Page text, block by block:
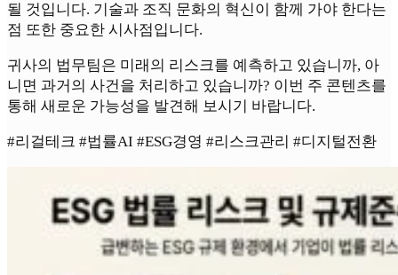
될 것입니다. 기술과 조직 문화의 혁신이 함께 가야 한다는
점 또한 중요한 시사점입니다.
귀사의 법무팀은 미래의 리스크를 예측하고 있습니까, 아
니면 과거의 사건을 처리하고 있습니까? 이번 주 콘텐츠를
통해 새로운 가능성을 발견해 보시기 바랍니다.
#리걸테크 #법률AI #ESG경영 #리스크관리 #디지털전환